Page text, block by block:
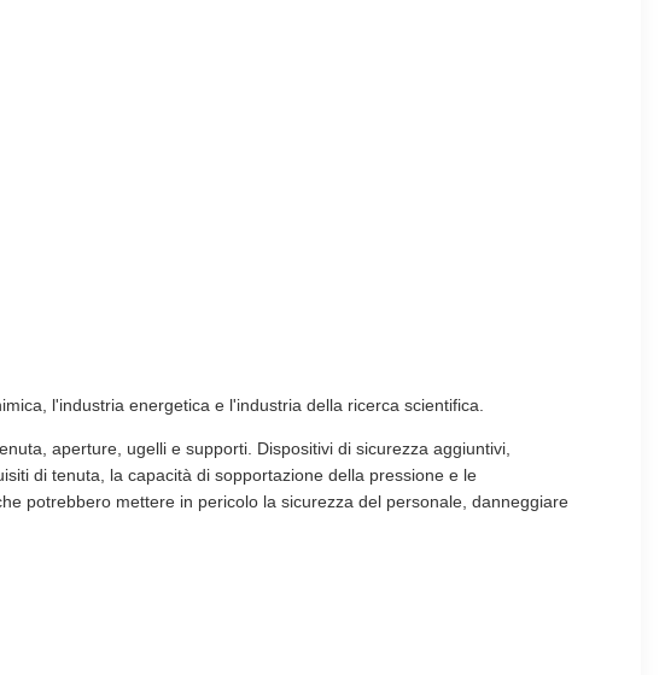
l'industria energetica e l'industria della ricerca scientifica.
aperture, ugelli e supporti. Dispositivi di sicurezza aggiuntivi,
di tenuta, la capacità di sopportazione della pressione e le
potrebbero mettere in pericolo la sicurezza del personale, danneggiare